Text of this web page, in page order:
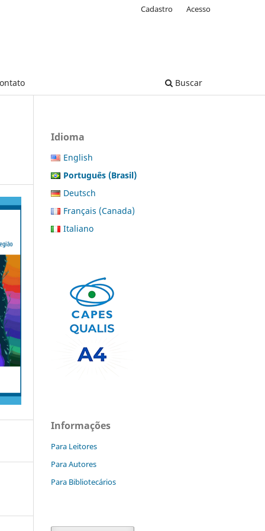
Buscar
Cadastro Acesso
Idioma
English
Português (Brasil)
Deutsch
Français (Canada)
Italiano
Informações
Para Leitores
Para Autores
Para Bibliotecários